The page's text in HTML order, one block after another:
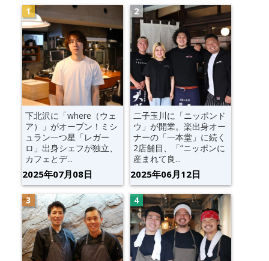
下北沢に「where（ウェ
ア）」がオープン！ミシ
ュラン一つ星「レガー
ロ」出身シェフが独立、
カフェとデ...
2025年07月08日
二子玉川に「ニッポンド
ウ」が開業。楽出身オー
ナーの「一本堂」に続く
2店舗目、「“ニッポンに
産まれて良...
2025年06月12日